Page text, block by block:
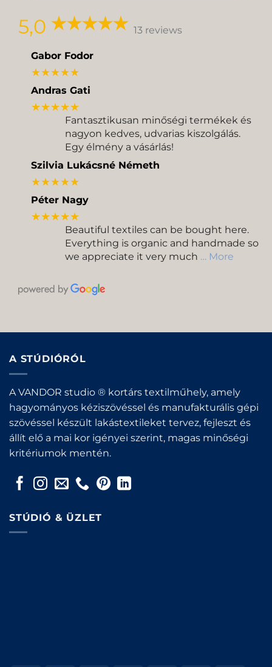
5,0 13 reviews
Gabor Fodor
★★★★★
Andras Gati
★★★★★
Fantasztikusan minőségi termékek és
nagyon kedves, udvarias kiszolgálás.
Egy élmény a vásárlás!
Szilvia Lukácsné Németh
★★★★★
Péter Nagy
★★★★★
Beautiful textiles can be bought here.
Everything is organic and handmade so
we appreciate it very much … More
A STÚDIÓRÓL
A VANDOR studio ® kortárs textilműhely, amely
hagyományos kéziszövéssel és manufakturális gépi
szövéssel készült lakástextileket tervez, fejleszt és
állít elő a mai kor igényei szerint, magas minőségi
kritériumok mentén.
STÚDIÓ & ÜZLET